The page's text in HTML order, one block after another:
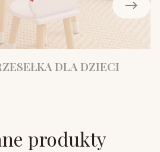
DLA DZIECI
produkty